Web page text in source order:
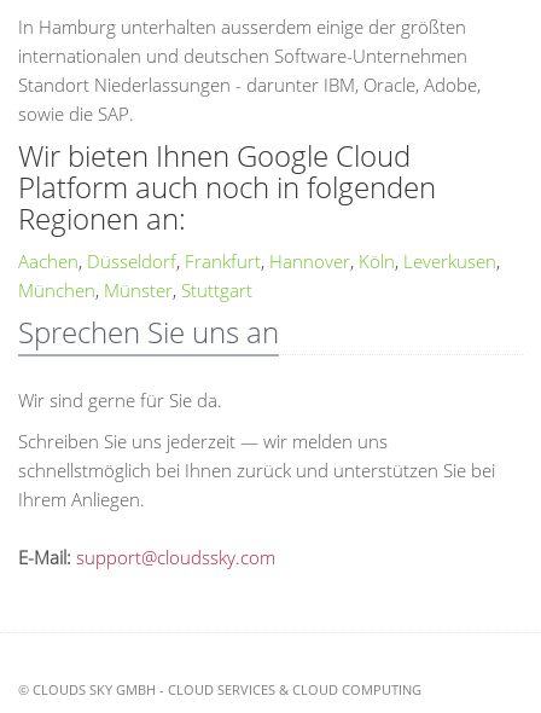
In Hamburg unterhalten ausserdem einige der größten
internationalen und deutschen Software-Unternehmen
Standort Niederlassungen - darunter IBM, Oracle, Adobe,
sowie die SAP.
Wir bieten Ihnen Google Cloud
Platform auch noch in folgenden
Regionen an:
Aachen, Düsseldorf, Frankfurt, Hannover, Köln, Leverkusen,
München, Münster, Stuttgart
Sprechen Sie uns an
Wir sind gerne für Sie da.
Schreiben Sie uns jederzeit — wir melden uns
schnellstmöglich bei Ihnen zurück und unterstützen Sie bei
Ihrem Anliegen.
E-Mail: support@cloudssky.com
© CLOUDS SKY GMBH - CLOUD SERVICES & CLOUD COMPUTING